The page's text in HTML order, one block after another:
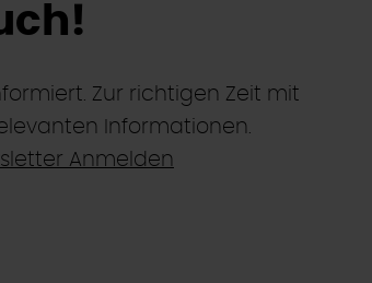
Zur richtigen Zeit mit
Informationen.
Anmelden